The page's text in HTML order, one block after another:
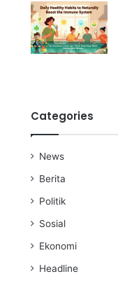
Categories
News
Berita
Politik
Sosial
Ekonomi
Headline